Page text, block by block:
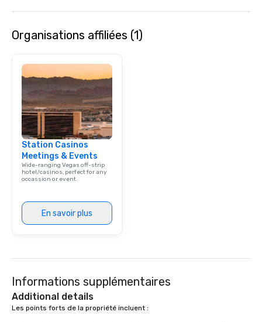
Organisations affiliées (1)
Station Casinos
Meetings & Events
Wide-ranging Vegas off-strip
hotel/casinos, perfect for any
occassion or event.
En savoir plus
Informations supplémentaires
Additional details
Les points forts de la propriété incluent :